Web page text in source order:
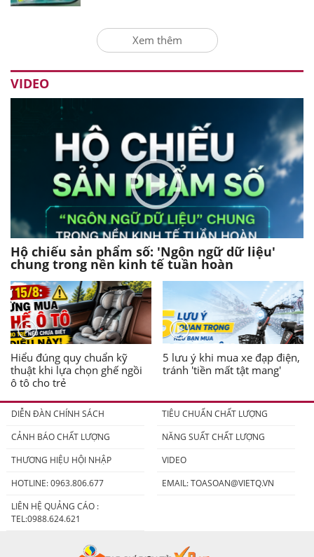
Xem thêm
VIDEO
Hộ chiếu sản phẩm số: 'Ngôn ngữ dữ liệu'
chung trong nền kinh tế tuần hoàn
Hiểu đúng quy chuẩn kỹ
thuật khi lựa chọn ghế ngồi
ô tô cho trẻ
5 lưu ý khi mua xe đạp điện,
tránh 'tiền mất tật mang'
DIỄN ĐÀN CHÍNH SÁCH
TIÊU CHUẨN CHẤT LƯỢNG
CẢNH BÁO CHẤT LƯỢNG
NĂNG SUẤT CHẤT LƯỢNG
THƯƠNG HIỆU HỘI NHẬP
VIDEO
HOTLINE: 0963.806.677
EMAIL:TOASOAN@VIETQ.VN
LIÊN HỆ QUẢNG CÁO :
TEL:0988.624.621